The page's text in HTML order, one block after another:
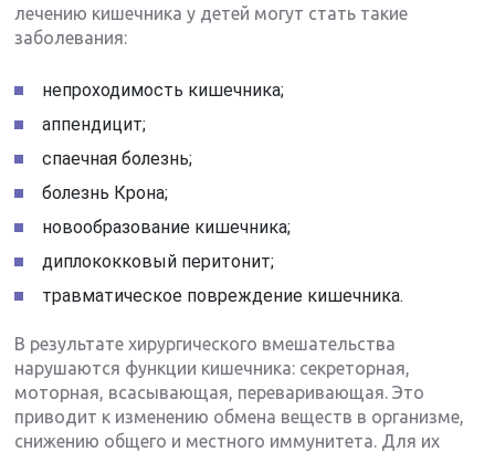
лечению кишечника у детей могут стать такие
заболевания:
непроходимость кишечника;
аппендицит;
спаечная болезнь;
болезнь Крона;
новообразование кишечника;
диплококковый перитонит;
травматическое повреждение кишечника.
В результате хирургического вмешательства
нарушаются функции кишечника: секреторная,
моторная, всасывающая, переваривающая. Это
приводит к изменению обмена веществ в организме,
снижению общего и местного иммунитета. Для их